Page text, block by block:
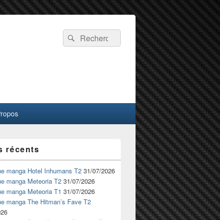
Recherche :
Rechercher
récents
manga Hotel Inhumans T2 31/07/2026
manga Meteoria T2 31/07/2026
manga Meteoria T1 31/07/2026
manga The Hitman’s Fave T2